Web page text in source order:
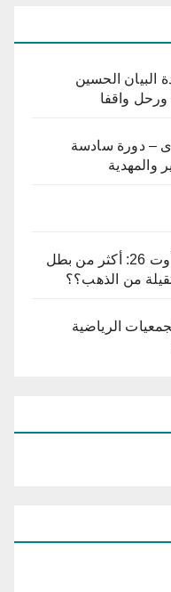
البيان الحسين
واقفا
– دورة سادسة
والمهدية
الألعاب المتوسطية تارنتو إيطاليا أوت 26: أكثر من بطل
من الذهب؟؟
الرياضية